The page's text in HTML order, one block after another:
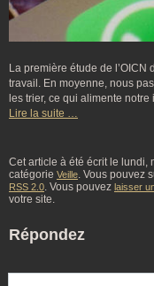
La première étude de l’OICN
travail. En moyenne, nous
les trier, ce qui alimente notre
Lire la suite …
Cet article à été écrit le lundi,
catégorie Veille. Vous pouvez
RSS 2.0. Vous pouvez laisser
votre site.
Répondez